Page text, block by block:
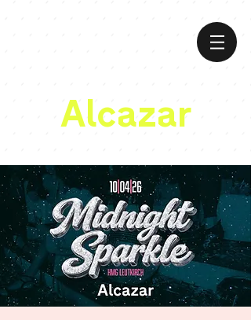
Alcazar